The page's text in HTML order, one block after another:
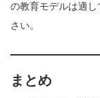
の教育モデルは適
さい。
まとめ